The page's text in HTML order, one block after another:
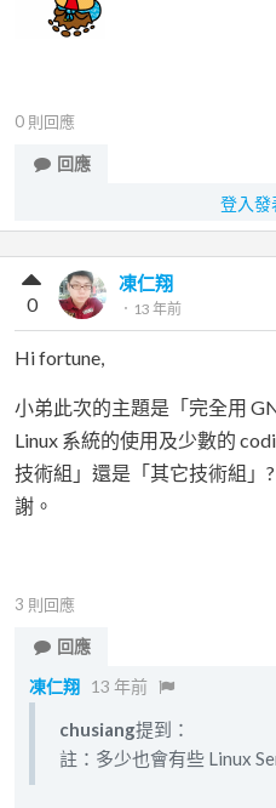
0 則回應
回應
登入發
凍仁翔
． 13 年前
0
Hi fortune,
小弟此次的主題是「完全用
Linux 系統的使用及少數的
技術組」還是「其它技術組」
謝。
3 則回應
回應
凍仁翔 13 年前
chusiang提到：
註：多少也會有些 Linux